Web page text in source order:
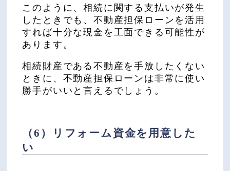
このように、相続に関する支払いが発生
したときでも、不動産担保ローンを活用
すれば十分な現金を工面できる可能性が
あります。
相続財産である不動産を手放したくない
ときに、不動産担保ローンは非常に使い
勝手がいいと言えるでしょう。
（6）リフォーム資金を用意した
い